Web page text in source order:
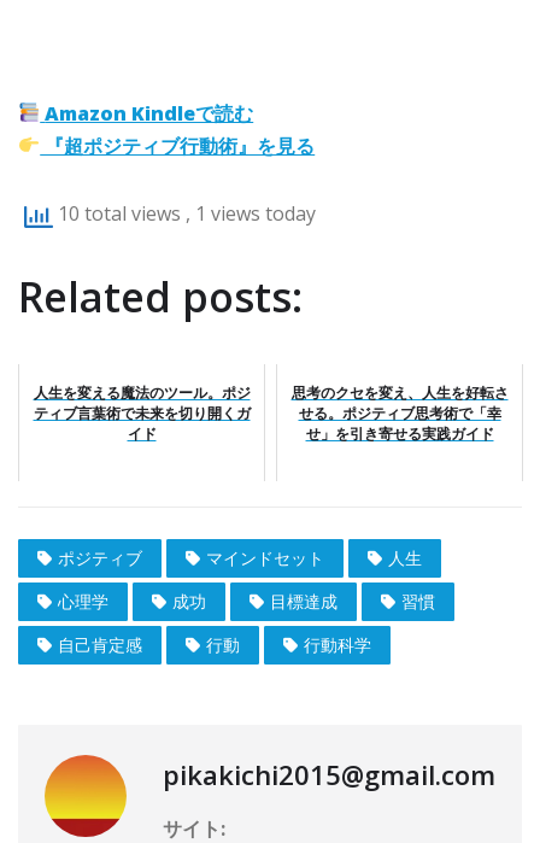
Amazon Kindleで読む
『超ポジティブ行動術』を見る
10 total views , 1 views today
Related posts:
人生を変える魔法のツール。ポジ
ティブ言葉術で未来を切り開くガ
イド
思考のクセを変え、人生を好転さ
せる。ポジティブ思考術で「幸
せ」を引き寄せる実践ガイド
ポジティブ マインドセット
人生
心理学
成功 目標達成
習慣
自己肯定感
行動 行動科学
pikakichi2015@gmail.com
サイト: